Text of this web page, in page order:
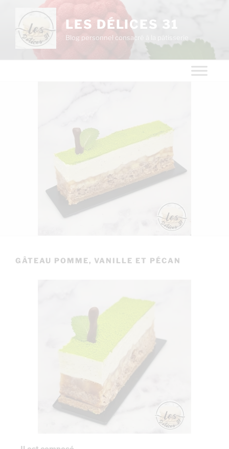
LES DÉLICES 31
Blog personnel consacré à la pâtisserie
GÂTEAU POMME, VANILLE ET PÉCAN